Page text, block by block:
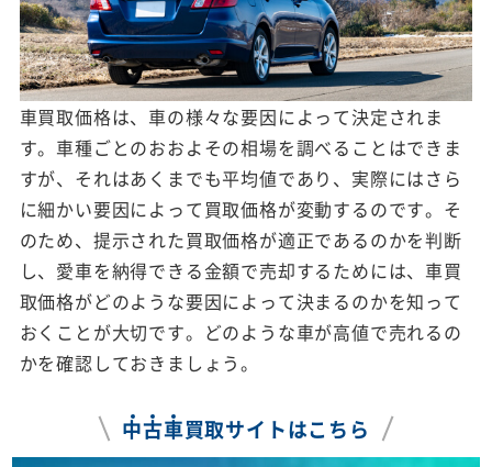
車買取価格は、車の様々な要因によって決定されま
す。車種ごとのおおよその相場を調べることはできま
すが、それはあくまでも平均値であり、実際にはさら
に細かい要因によって買取価格が変動するのです。そ
のため、提示された買取価格が適正であるのかを判断
し、愛車を納得できる金額で売却するためには、車買
取価格がどのような要因によって決まるのかを知って
おくことが大切です。どのような車が高値で売れるの
かを確認しておきましょう。
中古車買取サイトはこちら